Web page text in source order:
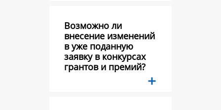
Возможно ли
внесение изменений
в уже поданную
заявку в конкурсах
грантов и премий?